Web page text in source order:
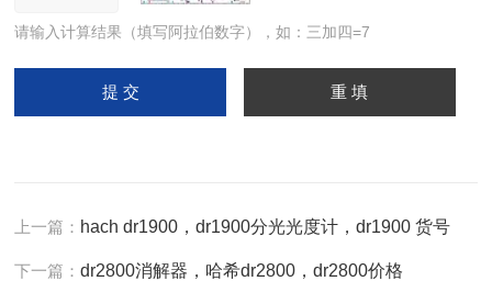
请输入计算结果（填写阿拉伯数字），如：三加四=7
上一篇： hach dr1900，dr1900分光光度计，dr1900 货号
下一篇：dr2800消解器，哈希dr2800，dr2800价格